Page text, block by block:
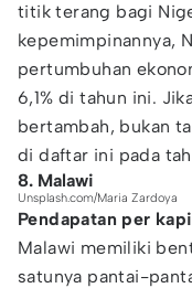
titik terang bagi
kepemimpinannya,
pertumbuhan
6,1% di tahun ini.
bertambah, bukan
di daftar ini pada
8. Malawi
Unsplash.com/Maria Zardoya
Pendapatan per
Malawi memiliki
satunya pantai-